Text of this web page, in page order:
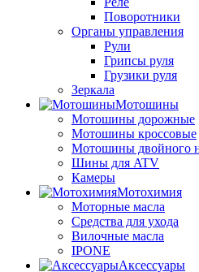
Поворотники
Органы управления
Рули
Грипсы руля
Грузики руля
Зеркала
Мотошины
Мотошины дорожные
Мотошины кроссовые
Мотошины двойного
Шины для ATV
Камеры
Мотохимия
Моторные масла
Средства для ухода
Вилочные масла
IPONE
Аксессуары